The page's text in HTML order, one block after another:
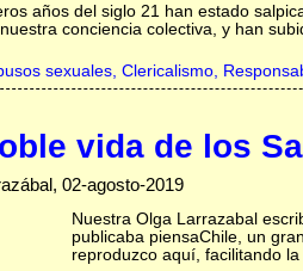
años del siglo 21 han estado
conciencia colectiva, y han
sexuales, Clericalismo,
vida de los
02-agosto-2019
Nuestra Olga Larrazabal
publicaba piensaChile, un
reproduzco aquí, facilitando